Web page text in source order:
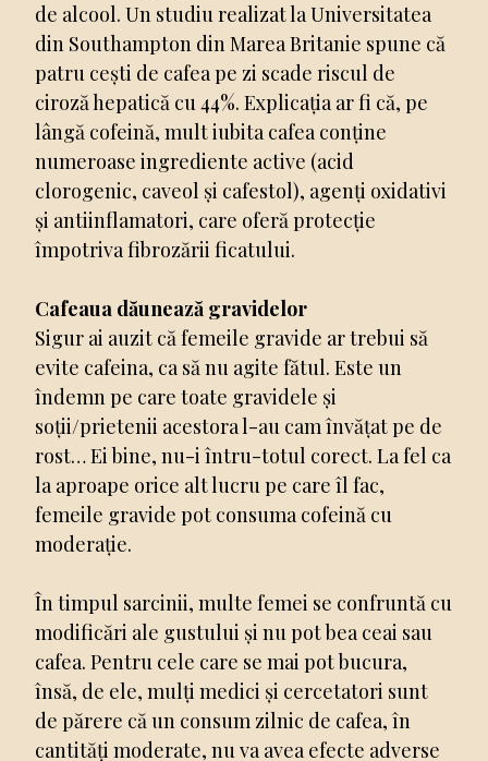
de alcool. Un studiu realizat la Universitatea
din Southampton din Marea Britanie spune că
patru cești de cafea pe zi scade riscul de
ciroză hepatică cu 44%. Explicația ar fi că, pe
lângă cofeină, mult iubita cafea conține
numeroase ingrediente active (acid
clorogenic, caveol și cafestol), agenți oxidativi
și antiinflamatori, care oferă protecție
împotriva fibrozării ficatului.
Cafeaua dăunează gravidelor
Sigur ai auzit că femeile gravide ar trebui să
evite cafeina, ca să nu agite fătul. Este un
îndemn pe care toate gravidele și
soții/prietenii acestora l-au cam învățat pe de
rost… Ei bine, nu-i întru-totul corect. La fel ca
la aproape orice alt lucru pe care îl fac,
femeile gravide pot consuma cofeină cu
moderație.
În timpul sarcinii, multe femei se confruntă cu
modificări ale gustului și nu pot bea ceai sau
cafea. Pentru cele care se mai pot bucura,
însă, de ele, mulți medici și cercetatori sunt
de părere că un consum zilnic de cafea, în
cantități moderate, nu va avea efecte adverse